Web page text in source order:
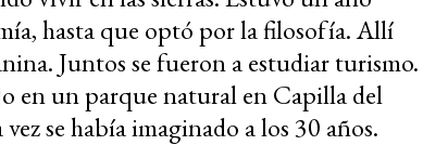
hasta que optó por la filosofía. Allí
Juntos se fueron a estudiar turismo.
en un parque natural en Capilla del
se había imaginado a los 30 años.